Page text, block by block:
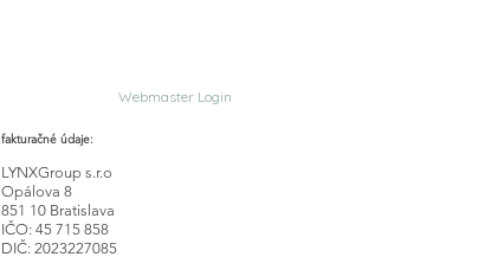
Webmaster Login
fakturačné údaje:
LYNXGroup s.r.o
Opálova 8
851 10 Bratislava
IČO: 45 715 858
DIČ: 2023227085